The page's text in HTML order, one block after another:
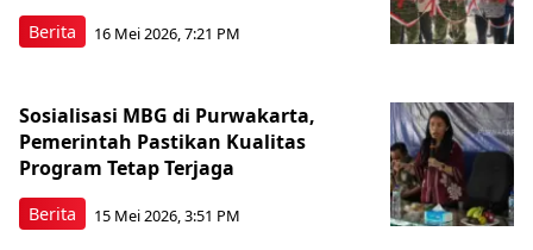
Berita 16 Mei 2026, 7:21 PM
Berita
Sosialisasi MBG di Purwakarta,
Pemerintah Pastikan Kualitas
Program Tetap Terjaga
15 Mei 2026, 3:51 PM